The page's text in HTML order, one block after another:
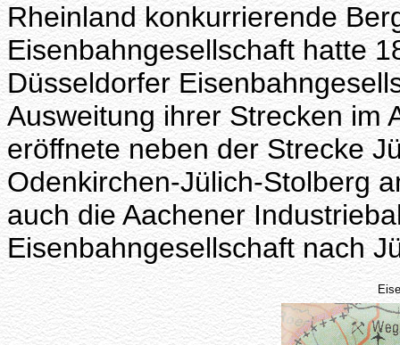
Rheinland konkurrierende
Eisenbahngesellschaft hatte
Düsseldorfer
Ausweitung ihrer Strecken im
eröffnete neben der Strecke
Odenkirchen-Jülich-Stolberg
auch die Aachener
Eisenbahngesellschaft nach